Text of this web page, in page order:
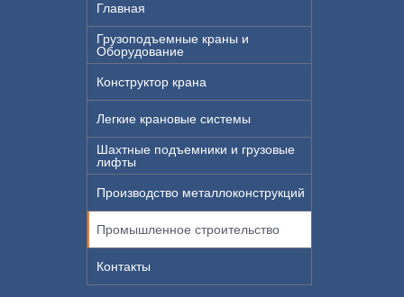
Главная
Грузоподъемные краны и
Оборудование
Конструктор крана
Легкие крановые системы
Шахтные подъемники и грузовые
лифты
Производство металлоконструкций
Промышленное строительство
Контакты